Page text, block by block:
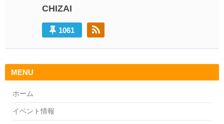
CHIZAI
1061
MENU
ホーム
イベント情報